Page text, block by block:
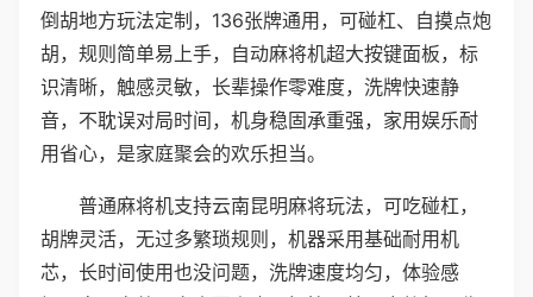
倒胡地方玩法定制，136张牌通用，可碰杠、自摸点炮
胡，规则简单易上手，自动麻将机超大按键面板，标
识清晰，触感灵敏，长辈操作零难度，洗牌快速静
音，不耽误对局时间，机身稳固承重强，家用娱乐耐
用省心，是家庭聚会的欢乐担当。
普通麻将机支持云南昆明麻将玩法，可吃碰杠，
胡牌灵活，无过多繁琐规则，机器采用基础耐用机
芯，长时间使用也没问题，洗牌速度均匀，体验感